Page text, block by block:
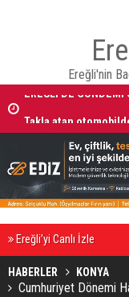
Ereğli'nin
Ereğli’yi Canlı İzle
HABERLER KONYA
Cumhuriyet Dönemi